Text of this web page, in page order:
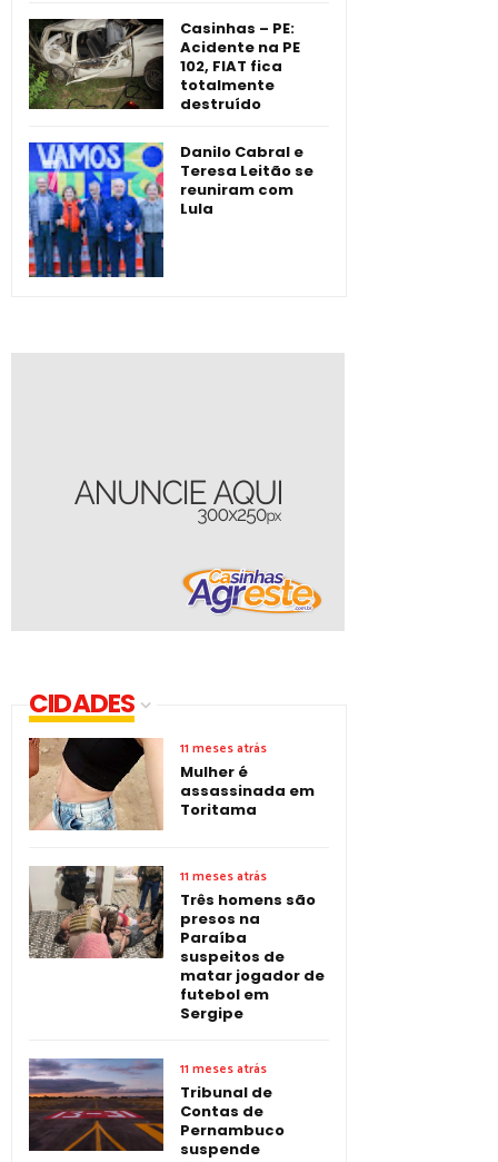
Casinhas – PE:
Acidente na PE
102, FIAT fica
totalmente
destruído
Danilo Cabral e
Teresa Leitão se
reuniram com
Lula
CIDADES
11 meses atrás
Mulher é
assassinada em
Toritama
11 meses atrás
Três homens são
presos na
Paraíba
suspeitos de
matar jogador de
futebol em
Sergipe
11 meses atrás
Tribunal de
Contas de
Pernambuco
suspende